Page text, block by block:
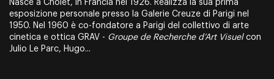
Nasce a Cholet, in Francia nel 1926. Realizza la sua prima
esposizione personale presso la Galerie Creuze di Parigi nel
1950. Nel 1960 è co-fondatore a Parigi del collettivo di arte
cinetica e ottica GRAV - Groupe de Recherche d’Art Visuel con
Julio Le Parc, Hugo...